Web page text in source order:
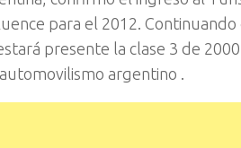
para el 2012. Continuando
presente la clase 3 de
argentino .